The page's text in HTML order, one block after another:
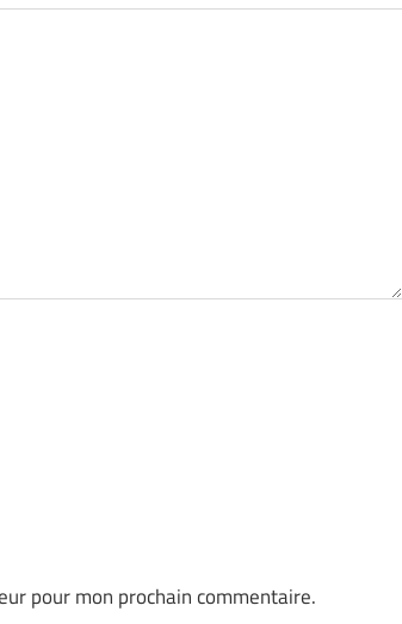
pour mon prochain commentaire.